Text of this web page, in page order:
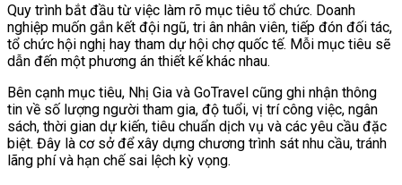
Quy trình bắt đầu từ việc làm rõ mục tiêu tổ chức. Doanh
nghiệp muốn gắn kết đội ngũ, tri ân nhân viên, tiếp đón đối tác,
tổ chức hội nghị hay tham dự hội chợ quốc tế. Mỗi mục tiêu sẽ
dẫn đến một phương án thiết kế khác nhau.
Bên cạnh mục tiêu, Nhị Gia và GoTravel cũng ghi nhận thông
tin về số lượng người tham gia, độ tuổi, vị trí công việc, ngân
sách, thời gian dự kiến, tiêu chuẩn dịch vụ và các yêu cầu đặc
biệt. Đây là cơ sở để xây dựng chương trình sát nhu cầu, tránh
lãng phí và hạn chế sai lệch kỳ vọng.